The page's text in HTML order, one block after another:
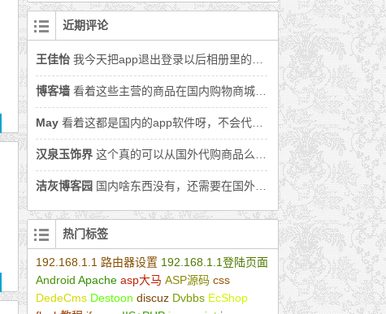
近期评论
王佳怡 我今天把app退出登录以后相册里的照片丢了好多怎么办呀
博客墙 看着这些主营的商品在国内购物商城上面都可以找到，还是用国内购物软件吧。
May 看着这都是国内的app软件呀，不会代购的商品就在国内吧。
汉泉玉饰界 这个真的可以从国外代购商品么，还没从国外买过商品呢。
洁灰博客园 国内啥东西没有，还需要在国外代购么。
热门标签
192.168.1.1 路由器设置 192.168.1.1登陆页面
Android Apache asp大马 ASP源码 css
DedeCms Destoon discuz Dvbbs EcShop